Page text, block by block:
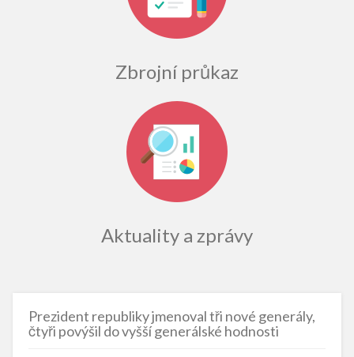
Zbrojní průkaz
Aktuality a zprávy
Prezident republiky jmenoval tři nové generály,
čtyři povýšil do vyšší generálské hodnosti